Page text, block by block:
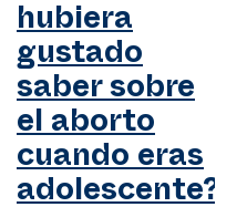
hubiera
gustado
saber sobre
el aborto
cuando eras
adolescente?